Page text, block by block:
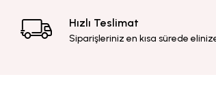
Hızlı Teslimat
Siparişleriniz en kısa sürede